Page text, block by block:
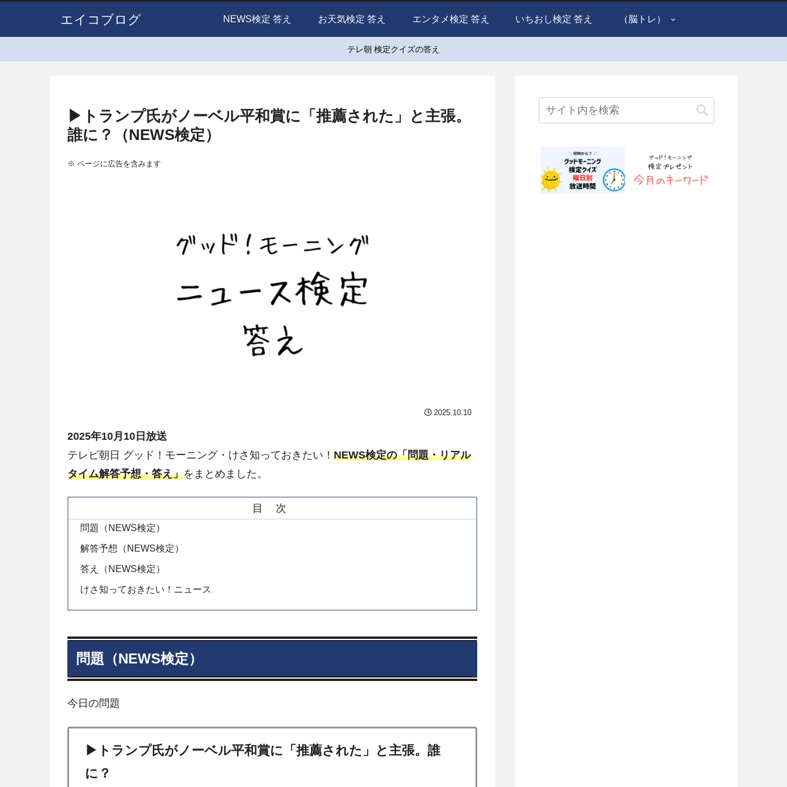
エイコブログ NEWS検定 答え お天気検定 答え エンタメ検定 答え いちおし検定 答え （脳トレ）
テレ朝 検定クイズの答え
▶トランプ氏がノーベル平和賞に「推薦された」と主張。
誰に？（NEWS検定）
※ ページに広告を含みます
2025.10.10
2025年10月10日放送
テレビ朝日 グッド！モーニング・けさ知っておきたい！ NEWS検定の「問題・リアル
タイム解答予想・答え」をまとめました。
目 次
問題（NEWS検定）
解答予想（NEWS検定）
答え（NEWS検定）
けさ知っておきたい！ニュース
問題（NEWS検定）
今日の問題
▶トランプ氏がノーベル平和賞に「推薦された」と主張。誰
に？